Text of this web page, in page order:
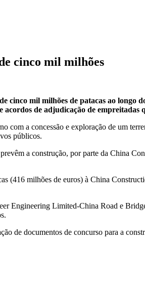
cinco mil milhões
cinco mil milhões de patacas ao longo
de adjudicação de
a concessão e exploração de um
públicos.
a construção, por parte da China
(416 milhões de euros) à China
Engineering Limited-China Road e
de documentos de concurso para a